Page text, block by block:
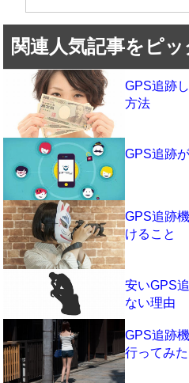
関連人気記事をピ
GPS追跡
方法
GPS追跡
GPS追跡
けること
安いGPS
ない理由
GPS追跡
行ってみた